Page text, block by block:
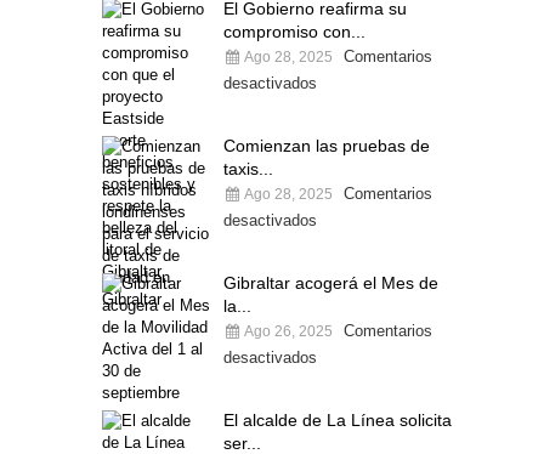
El Gobierno reafirma su
compromiso con...
Ago 28, 2025
Comentarios
desactivados
Comienzan las pruebas de
taxis...
Ago 28, 2025
Comentarios
desactivados
Gibraltar acogerá el Mes de
la...
Ago 26, 2025
Comentarios
desactivados
El alcalde de La Línea solicita
ser...